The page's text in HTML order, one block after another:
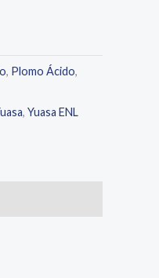
, Plomo Ácido,
, Yuasa ENL